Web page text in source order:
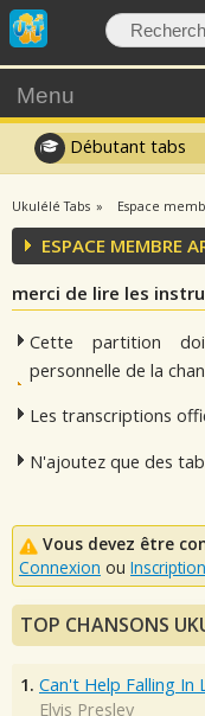
Menu
Débutant tabs
Ukulélé Tabs Espace
ESPACE MEMBRE
merci de lire les
Cette partition
personnelle de la
Les transcriptions
N'ajoutez que des
Vous devez être
Connexion ou Inscription
TOP CHANSONS
1. Can't Help Falling In
Elvis Presley